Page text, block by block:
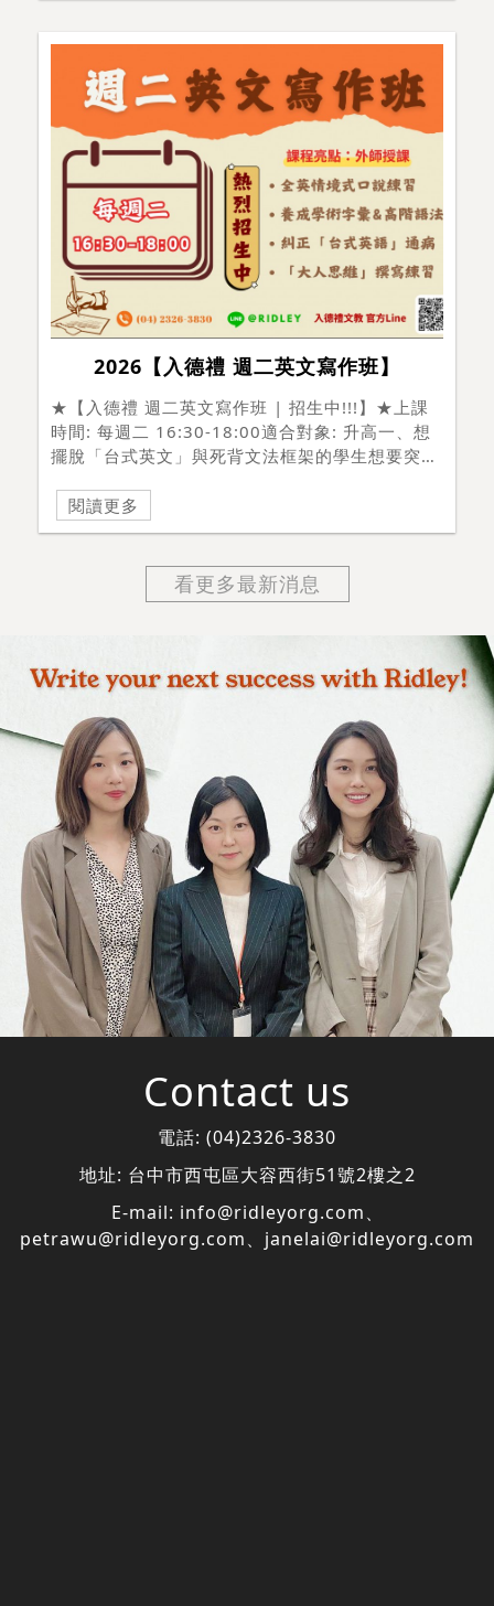
子，把不懂的問題一個個抓出來、一步步修正。不
管是透過團班的互相刺激，還是一對一的精準微
調，最關鍵的，就是「用對方法，對症下
藥」。 你也想和他們一樣，在 IELTS 拿下亮眼的
成績嗎？無論你是想申請海外頂尖名校，還是想挑
戰自我，入德禮擁有專業的團隊，陪伴你一起築
夢、達成目標！現在就踏出第一步，歡迎透過以下
方式諮詢：諮詢專線：04-2326-3830LINE 諮
詢：@ ridley 官方網站 : www.ridley.com.tw #
雅思高分 #IELTS #雅思備考 #高中雅思 #雅思聽
力滿分 #英文學習 #留學準備 #台中英文補習班 #
入德禮文教 #Ridley
2026【入德禮 週二英文寫作班】
★【入德禮 週二英文寫作班 | 招生中!!!】★上課
時間: 每週二 16:30-18:00適合對象: 升高一、想
擺脫「台式英文」與死背文法框架的學生想要突破
自己，讓英文更進步嗎？！ 歡迎您來報名上
課！ 想要擺脫「台式英文」，寫出道地語感嗎？
要跳脫「考完就忘」，內化出獨立的英語思辨力
嗎？讓入德禮助您跨越英文高牆，打下最穩固的寫
★ 外師授課全英情境式口說：全英實戰演練，養成
直覺語感。學術字彙與高階語法：用高階語境、字
翻，寫作語感流暢的句子。大人思維」撰寫練習：
鍛鍊高階邏輯思考與表達 想了解更多課程內容
嗎？歡迎與我們聯繫～諮詢專線: 04-2326-3830
官方網站: www.ridley.com.twLINE諮詢: @
ridley #高中英文寫作班 #全外師授課 #突破台式
英文 #英語思辨能力 #道地語感 #邏輯思考
#ridley #入德禮文教機構
閱讀更多
看更多最新消息
Contact us
電話:(04)2326-3830
petrawu@ridleyorg.com、janelai@ridleyorg.com